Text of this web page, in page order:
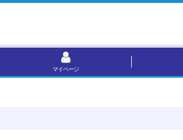
マイページ